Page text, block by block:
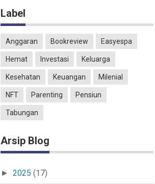
Label
Anggaran Bookreview Easyespa
Hemat Investasi Keluarga
Kesehatan Keuangan Milenial
NFT Parenting Pensiun
Tabungan
Arsip Blog
► 2025 (17)